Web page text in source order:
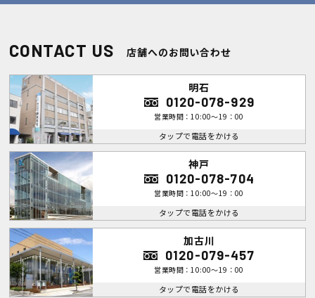
CONTACT US 店舗へのお問い合わせ
明石
0120-078-929
営業時間：10:00～19：00
タップで電話をかける
神戸
0120-078-704
営業時間：10:00～19：00
タップで電話をかける
加古川
0120-079-457
営業時間：10:00～19：00
タップで電話をかける